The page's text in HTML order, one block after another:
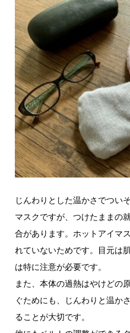
じんわりとした温かさでつい
マスクですが、つけたままの
合があります。ホットアイマ
れていないためです。目元は
は特に注意が必要です。
また、本体の過熱はやけどの
ぐためにも、じんわりと温か
ることが大切です。